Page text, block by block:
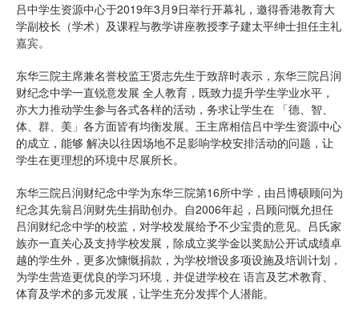
吕中学生资源中心于2019年3月9日举行开幕礼，邀得香港教育大
学副校长（学术）及课程与教学讲座教授李子建太平绅士担任主礼
嘉宾。
东华三院主席兼名誉校监王贤志先生于致辞时表示，东华三院吕润
财纪念中学一直锐意发展 全人教育，既致力提升学生学业水平，
亦大力推动学生参与各式各样的活动，务求让学生在 「德、智、
体、群、美」各方面皆有均衡发展。王主席相信吕中学生资源中心
的成立，能够 解决以往因场地不足影响学校安排活动的问题，让
学生在更理想的环境中尽展所长。
东华三院吕润财纪念中学为东华三院第16所中学，由吕博硕顾问为
纪念其先翁吕润财先生捐助创办。自2006年起，吕顾问慨允担任
吕润财纪念中学的校监，对学校发展给予不少宝贵的意见。吕氏家
族亦一直关心及支持学校发展，除成立奖学金以奖励公开试成绩卓
越的学生外，更多次慷慨捐款，为学校增设多项设施及培训计划，
为学生营造更优良的学习环境，并促进学校在 语言及艺术教育、
体育及学术的多元发展，让学生充分发挥个人潜能。